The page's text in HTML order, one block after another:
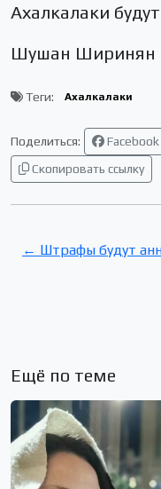
Ахалкалаки
Шушан Ширинян
Теги: Ахалкалаки
Поделиться: Facebook
Скопировать ссылку
← Штрафы будут
Ещё по теме